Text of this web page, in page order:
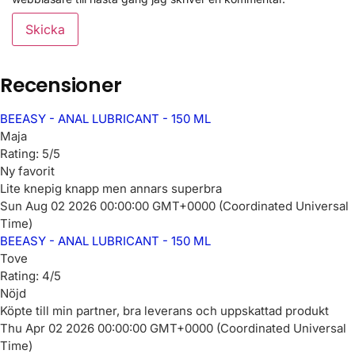
Recensioner
BEEASY - ANAL LUBRICANT - 150 ML
Maja
Rating: 5/5
Ny favorit
Lite knepig knapp men annars superbra
Sun Aug 02 2026 00:00:00 GMT+0000 (Coordinated Universal
Time)
BEEASY - ANAL LUBRICANT - 150 ML
Tove
Rating: 4/5
Nöjd
Köpte till min partner, bra leverans och uppskattad produkt
Thu Apr 02 2026 00:00:00 GMT+0000 (Coordinated Universal
Time)